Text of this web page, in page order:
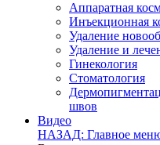
Аппаратная
Инъекционная
Удаление
Удаление и
Гинекология
Стоматология
швов
Видео
НАЗАД: Главное